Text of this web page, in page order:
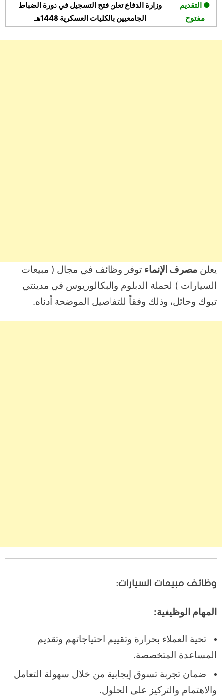
● التقديم
مفتوح
وزارة الدفاع تعلن فتح التسجيل في دورة الضباط
الجامعيين بالكليات العسكرية 1448هـ
يعلن مصرف الإنماء توفر وظائف في مجال ( مبيعات
السيارات ) لحملة الدبلوم والبكالوريوس في مدينتي
تبوك وحائل، وذلك وفقاً للتفاصيل الموضحة أدناه.
وظائف مبيعات السيارات:
المهام الوظيفية:
تحية العملاء بحرارة وتقييم احتياجاتهم وتقديم
المساعدة المتخصصة.
ضمان تجربة تسوق إيجابية من خلال سهولة التعامل
والاهتمام والتركيز على الحلول.